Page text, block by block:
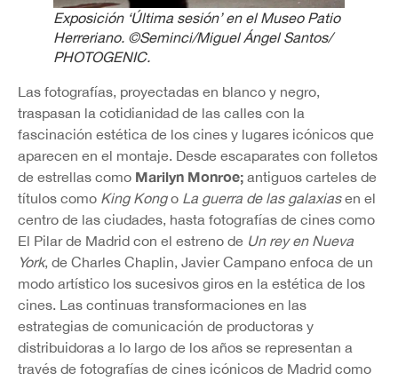
Exposición ‘Última sesión’ en el Museo Patio
Herreriano. ©Seminci/Miguel Ángel Santos/
PHOTOGENIC.
Las fotografías, proyectadas en blanco y negro,
traspasan la cotidianidad de las calles con la
fascinación estética de los cines y lugares icónicos que
aparecen en el montaje. Desde escaparates con folletos
de estrellas como Marilyn Monroe; antiguos carteles de
títulos como King Kongo La guerra de las galaxiasen el
centro de las ciudades, hasta fotografías de cines como
El Pilar de Madrid con el estreno de Un rey en Nueva
York, de Charles Chaplin, Javier Campano enfoca de un
modo artístico los sucesivos giros en la estética de los
cines. Las continuas transformaciones en las
estrategias de comunicación de productoras y
distribuidoras a lo largo de los años se representan a
través de fotografías de cines icónicos de Madrid como